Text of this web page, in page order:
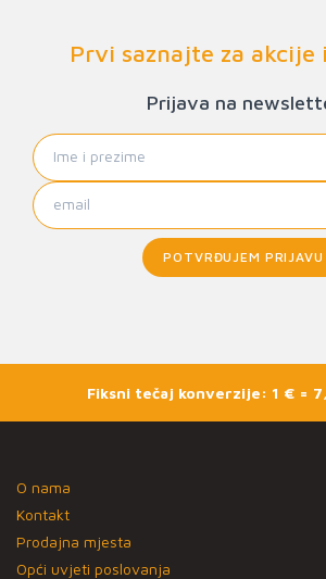
Prvi saznajte za akcije
Prijava na
POTVRĐUJEM PRIJAVU
Fiksni tečaj konverzije: 1 € =
O nama
Kontakt
Prodajna mjesta
Opći uvjeti poslovanja